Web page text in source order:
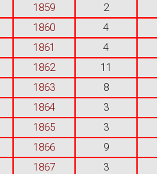
1859
2
1860
4
1861
4
1862
11
1863
8
1864
3
1865
3
1866
9
1867
3